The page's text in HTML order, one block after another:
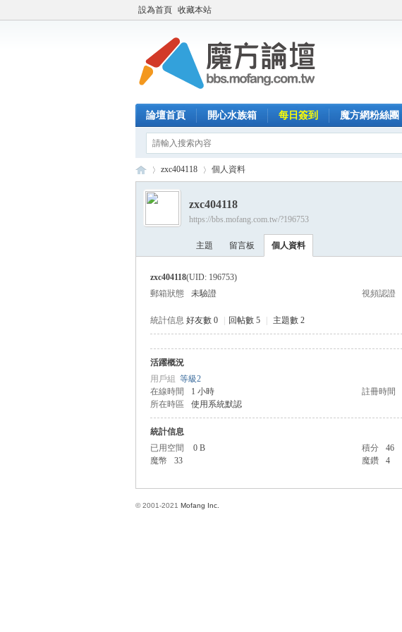
設為首頁 收藏本站
論壇首頁 開心水族箱 每日簽到 魔方網粉絲團
›
zxc404118 個人資料
zxc404118
https://bbs.mofang.com.tw/?196753
主題 留言板 個人資料
zxc404118(UID: 196753)
郵箱狀態
未驗證 視頻認證
統計信息 好友數 0 回帖數 5 主題數 2
活躍概況
用戶組 等級2
在線時間
1 小時 註冊時間
所在時區
使用系統默認
統計信息
已用空間
0 B 積分 46
魔幣
33 魔鑽 4
© 2001-2021 Mofang Inc.